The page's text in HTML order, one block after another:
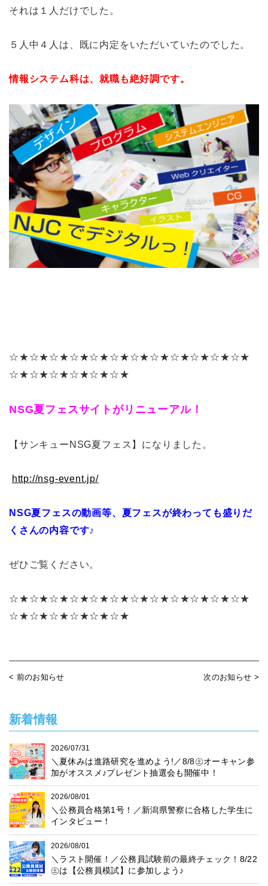
それは１人だけでした。
５人中４人は、既に内定をいただいていたのでした。
情報システム科は、就職も絶好調です。
☆★☆★☆★☆★☆★☆★☆★☆★☆★☆★☆★☆★
☆★☆★☆★☆★☆★☆★
NSG夏フェスサイトがリニューアル！
【サンキューNSG夏フェス】になりました。
http://nsg-event.jp/
NSG夏フェスの動画等、夏フェスが終わっても盛りだ
くさんの内容です♪
ぜひご覧ください。
☆★☆★☆★☆★☆★☆★☆★☆★☆★☆★☆★☆★
☆★☆★☆★☆★☆★☆★
< 前のお知らせ 次のお知らせ >
新着情報
2026/07/31
＼夏休みは進路研究を進めよう!／8/8㊏オーキャン参
加がオススメ♪プレゼント抽選会も開催中！
2026/08/01
＼公務員合格第1号！／新潟県警察に合格した学生に
インタビュー！
2026/08/01
＼ラスト開催！／公務員試験前の最終チェック！8/22
㊏は【公務員模試】に参加しよう♪